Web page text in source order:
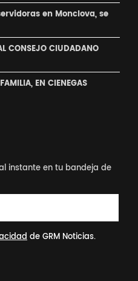
en Monclova, se
CONSEJO CIUDADANO
EN CIENEGAS
instante en tu bandeja de
de GRM Noticias.